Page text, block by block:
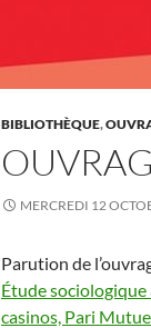
BIBLIOTHÈQUE,
MERCREDI 12
Parution de
Étude
casinos, Pari